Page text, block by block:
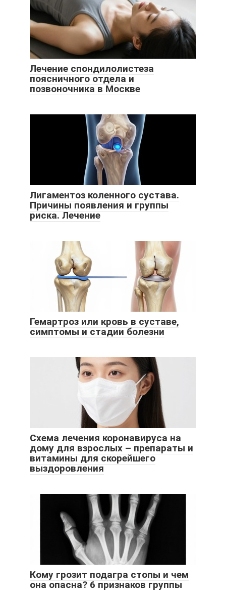
Лечение спондилолистеза
поясничного отдела и
позвоночника в Москве
Лигаментоз коленного сустава.
Причины появления и группы
риска. Лечение
Гемартроз или кровь в суставе,
симптомы и стадии болезни
Схема лечения коронавируса на
дому для взрослых – препараты и
витамины для скорейшего
выздоровления
Кому грозит подагра стопы и чем
она опасна? 6 признаков группы